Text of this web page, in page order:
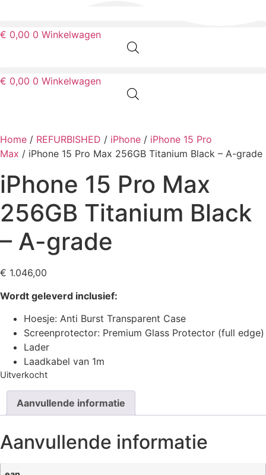
de
€ 0,00 0 Winkelwagen
€ 0,00 0 Winkelwagen
Home / REFURBISHED / iPhone / iPhone 15 Pro
Max / iPhone 15 Pro Max 256GB Titanium Black – A-grade
iPhone 15 Pro Max
256GB Titanium Black
– A-grade
€ 1.046,00
Wordt geleverd inclusief:
Hoesje: Anti Burst Transparent Case
Screenprotector: Premium Glass Protector (full edge)
Lader
Laadkabel van 1m
Uitverkocht
Aanvullende informatie
Aanvullende informatie